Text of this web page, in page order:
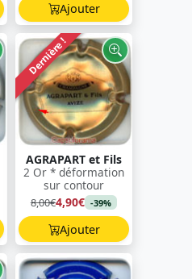
Ajouter
Dernière !
AGRAPART et Fils
2 Or * déformation
sur contour
8,00€4,90€ -39%
Ajouter